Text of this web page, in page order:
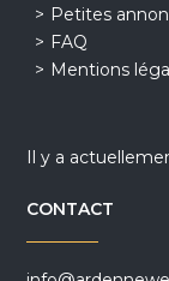
Petites
FAQ
Mentions
Il y a
CONTACT